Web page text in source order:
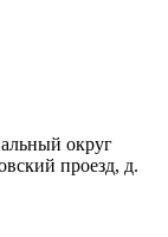
округ
проезд, д.